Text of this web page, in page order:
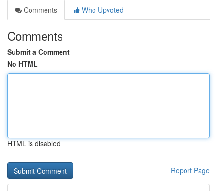
Comments
Who Upvoted
Comments
Submit a Comment
No HTML
HTML is disabled
Report Page